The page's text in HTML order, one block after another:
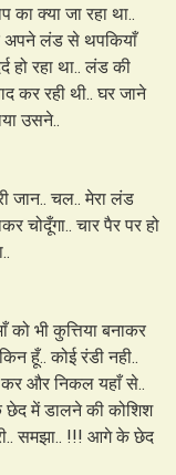
का क्या जा रहा था..
अपने लंड से थपकियाँ
हो रहा था.. लंड की
कर रही थी.. घर जाने
उसने..
जान.. चल.. मेरा लंड
चोदूँगा.. चार पैर पर हो
भी कुत्तिया बनाकर
हूँ.. कोई रंडी नही..
कर और निकल यहाँ से..
में डालने की कोशिश
समझा.. !!! आगे के छेद